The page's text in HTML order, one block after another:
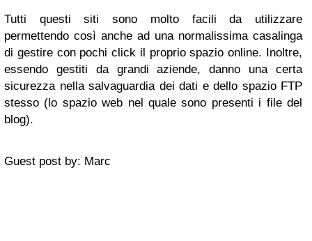
Tutti questi siti sono molto facili da utilizzare
permettendo così anche ad una normalissima casalinga
di gestire con pochi click il proprio spazio online. Inoltre,
essendo gestiti da grandi aziende, danno una certa
sicurezza nella salvaguardia dei dati e dello spazio FTP
stesso (lo spazio web nel quale sono presenti i file del
blog).
Guest post by: Marc